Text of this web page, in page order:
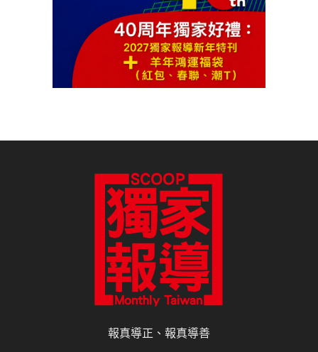
報真導正、報真導善